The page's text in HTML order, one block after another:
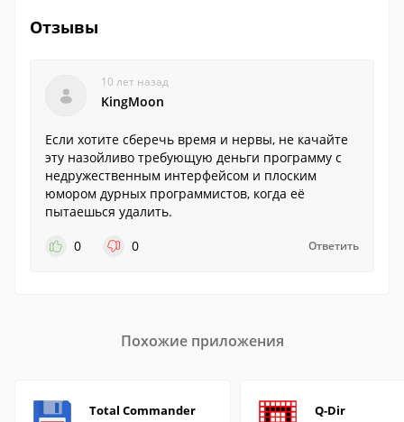
Отзывы
10 лет назад
KingMoon
Если хотите сберечь время и нервы, не качайте
эту назойливо требующую деньги программу с
недружественным интерфейсом и плоским
юмором дурных программистов, когда её
пытаешься удалить.
0
0 Ответить
Похожие приложения
Total Commander Q-Dir